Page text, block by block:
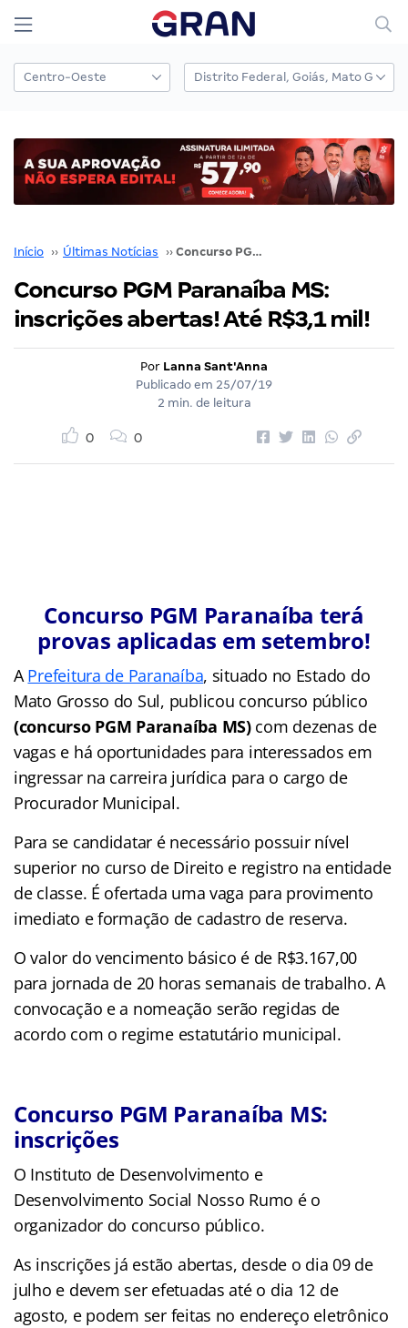
Início ›› Últimas Notícias ›› Concurso PGM Paranaíba MS: inscrições abertas! Até R$3,1 mil!
Concurso PGM Paranaíba MS:
inscrições abertas! Até R$3,1 mil!
Por Lanna Sant'Anna
Publicado em 25/07/19
2 min. de leitura
0 0
Concurso PGM Paranaíba terá
provas aplicadas em setembro!
APrefeitura de Paranaíba, situado no Estado do
Mato Grosso do Sul, publicou concurso público
(concurso PGM Paranaíba MS)com dezenas de
vagas e há oportunidades para interessados em
ingressar na carreira jurídica para o cargo de
Procurador Municipal.
Para se candidatar é necessário possuir nível
superior no curso de Direito e registro na entidade
de classe. É ofertada uma vaga para provimento
imediato e formação de cadastro de reserva.
O valor do vencimento básico é de R$3.167,00
para jornada de 20 horas semanais de trabalho. A
convocação e a nomeação serão regidas de
acordo com o regime estatutário municipal.
Concurso PGM Paranaíba MS:
inscrições
O Instituto de Desenvolvimento e
Desenvolvimento Social Nosso Rumo é o
organizador do concurso público.
As inscrições já estão abertas, desde o dia 09 de
julho e devem ser efetuadas até o dia 12 de
agosto, e podem ser feitas no endereço eletrônico